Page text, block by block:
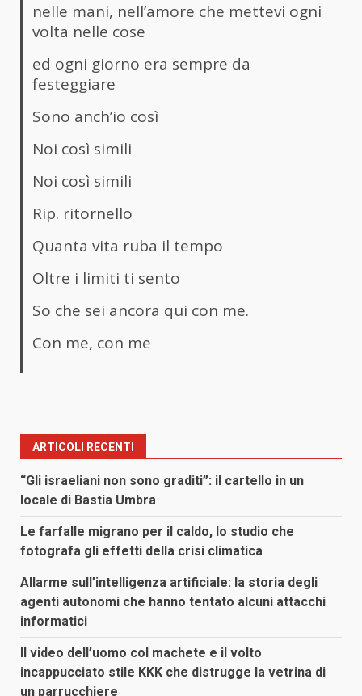
nelle mani, nell’amore che mettevi ogni
volta nelle cose
ed ogni giorno era sempre da
festeggiare
Sono anch’io così
Noi così simili
Noi così simili
Rip. ritornello
Quanta vita ruba il tempo
Oltre i limiti ti sento
So che sei ancora qui con me.
Con me, con me
ARTICOLI RECENTI
“Gli israeliani non sono graditi”: il cartello in un
locale di Bastia Umbra
Le farfalle migrano per il caldo, lo studio che
fotografa gli effetti della crisi climatica
Allarme sull’intelligenza artificiale: la storia degli
agenti autonomi che hanno tentato alcuni attacchi
informatici
Il video dell’uomo col machete e il volto
incappucciato stile KKK che distrugge la vetrina di
un parrucchiere